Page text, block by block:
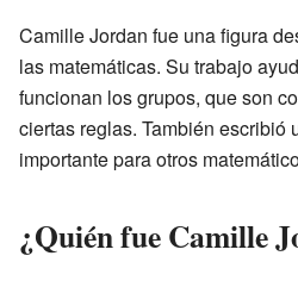
Camille Jordan fue una figura
las matemáticas. Su trabajo
funcionan los grupos, que son
ciertas reglas. También escribió
importante para otros
¿Quién fue Camille